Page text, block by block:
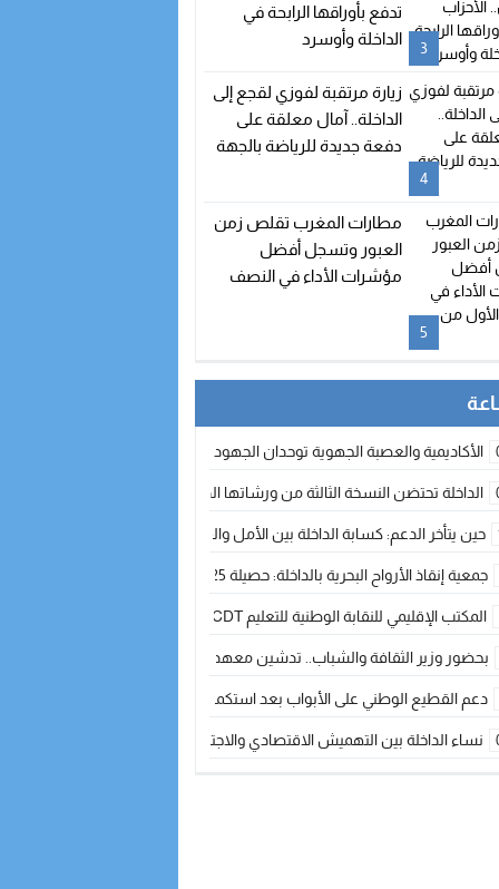
3
تدفع بأوراقها الرابحة في
الداخلة وأوسرد
4
زيارة مرتقبة لفوزي لقجع إلى
الداخلة.. آمال معلقة على
دفعة جديدة للرياضة بالجهة
5
مطارات المغرب تقلص زمن
العبور وتسجل أفضل
مؤشرات الأداء في النصف
الأكاديمية والعصبة الجهوية توحدان الجهود لتطوير الممارسة الكروية بجهة
الداخلة تحتضن النسخة الثالثة من ورشاتها الدولية: تكوين متخصص في التراث
حين يتأخر الدعم: كسابة الداخلة بين الأمل والقلق ؟
جمعية إنقاذ الأرواح البحرية بالداخلة: حصيلة 2025 بين مهام الإنقاذ ومشروع “دار البحار”
المكتب الإقليمي للنقابة الوطنية للتعليم CDT يجتمع مع المدير الإقليمي لمناقشة ملفات جوهرية لنساء ورجال التعليم
بحضور وزير الثقافة والشباب.. تدشين معهد الموسيقى والفنون الكوريغرافية بالداخلة
دعم القطيع الوطني على الأبواب بعد استكمال الترقيم… الفلاحة المغربية
نساء الداخلة بين التهميش الاقتصادي والاجتماعي… في المؤسسات الإنتاجية